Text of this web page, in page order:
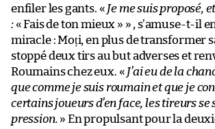
enfiler les gants. « Je me suis proposé,
:« Fais de ton mieux » » , s’amuse-t-il
miracle : Moți, en plus de transformer
stoppé deux tirs au but adverses et
Roumains chez eux. « J’ai eu de la
que comme je suis roumain et que je
certains joueurs d’en face, les tireurs se
pression. » En propulsant pour la